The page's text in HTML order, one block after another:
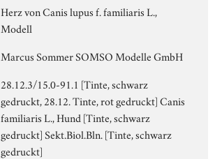
Herz von Canis lupus f. familiaris L.,
Modell
Marcus Sommer SOMSO Modelle GmbH
28.12.3/15.0-91.1 [Tinte, schwarz
gedruckt, 28.12. Tinte, rot gedruckt] Canis
familiaris L., Hund [Tinte, schwarz
gedruckt] Sekt.Biol.Bln. [Tinte, schwarz
gedruckt]